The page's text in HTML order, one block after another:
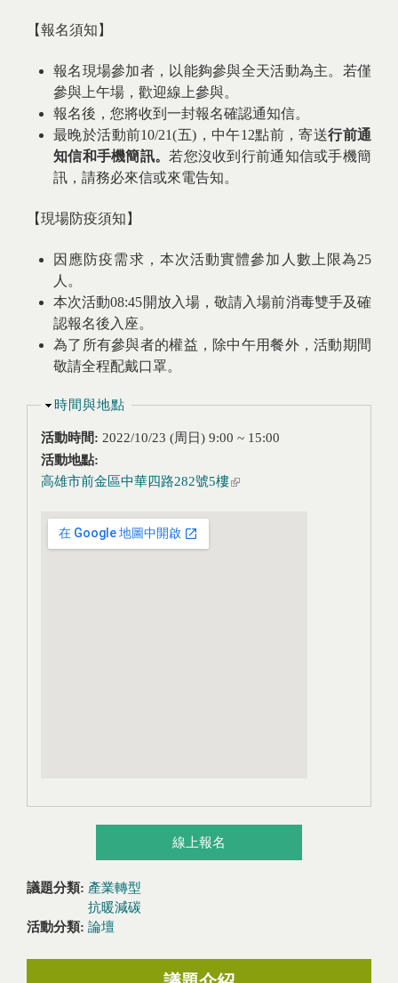
【報名須知】
報名現場參加者，以能夠參與全天活動為主。若僅
參與上午場，歡迎線上參與。
報名後，您將收到一封報名確認通知信。
最晚於活動前10/21(五)，中午12點前，寄送行前通
知信和手機簡訊。若您沒收到行前通知信或手機簡
訊，請務必來信或來電告知。
【現場防疫須知】
因應防疫需求，本次活動實體參加人數上限為25
人。
本次活動08:45開放入場，敬請入場前消毒雙手及確
認報名後入座。
為了所有參與者的權益，除中午用餐外，活動期間
敬請全程配戴口罩。
隱藏
時間與地點
活動時間: 2022/10/23 (周日) 9:00 ~ 15:00
活動地點:
高雄市前金區中華四路282號5樓(link is external)
線上報名
議題分類: 產業轉型
抗暖減碳
活動分類: 論壇